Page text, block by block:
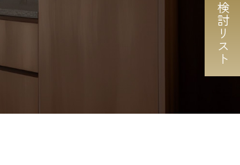
検討リスト